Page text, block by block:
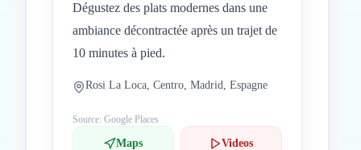
Dégustez des plats modernes dans une
ambiance décontractée après un trajet de
10 minutes à pied.
Rosi La Loca, Centro, Madrid, Espagne
Source: Google Places
Maps Videos